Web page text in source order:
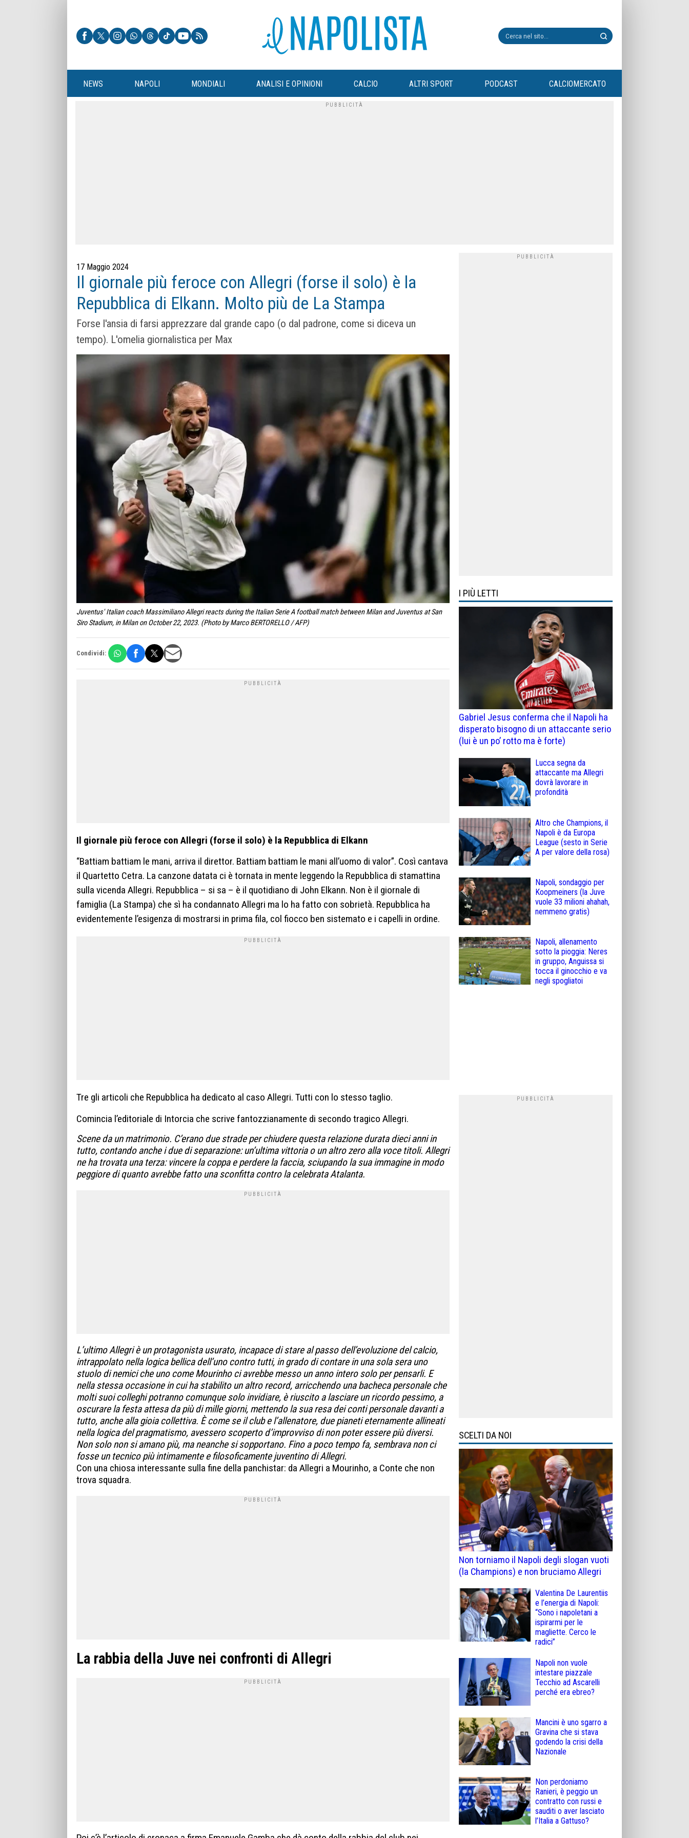
NEWS NAPOLI MONDIALI ANALISI E OPINIONI CALCIO ALTRI SPORT PODCAST CALCIOMERCATO
17 Maggio 2024
Il giornale più feroce con Allegri (forse il solo) è la
Repubblica di Elkann. Molto più de La Stampa
Forse l'ansia di farsi apprezzare dal grande capo (o dal padrone, come si diceva un
tempo). L'omelia giornalistica per Max
Juventus' Italian coach Massimiliano Allegri reacts during the Italian Serie A football match between Milan and Juventus at San
Siro Stadium, in Milan on October 22, 2023. (Photo by Marco BERTORELLO / AFP)
Condividi:
Il giornale più feroce con Allegri (forse il solo) è la Repubblica di Elkann
“Battiam battiam le mani, arriva il direttor. Battiam battiam le mani all’uomo di valor”. Così cantava
il Quartetto Cetra. La canzone datata ci è tornata in mente leggendo la Repubblica di stamattina
sulla vicenda Allegri. Repubblica – si sa – è il quotidiano di John Elkann. Non è il giornale di
famiglia (La Stampa) che sì ha condannato Allegri ma lo ha fatto con sobrietà. Repubblica ha
evidentemente l’esigenza di mostrarsi in prima fila, col fiocco ben sistemato e i capelli in ordine.
Tre gli articoli che Repubblica ha dedicato al caso Allegri. Tutti con lo stesso taglio.
Comincia l’editoriale di Intorcia che scrive fantozzianamente di secondo tragico Allegri.
Scene da un matrimonio. C’erano due strade per chiudere questa relazione durata dieci anni in
tutto, contando anche i due di separazione: un’ultima vittoria o un altro zero alla voce titoli. Allegri
ne ha trovata una terza: vincere la coppa e perdere la faccia, sciupando la sua immagine in modo
peggiore di quanto avrebbe fatto una sconfitta contro la celebrata Atalanta.
L’ultimo Allegri è un protagonista usurato, incapace di stare al passo dell’evoluzione del calcio,
intrappolato nella logica bellica dell’uno contro tutti, in grado di contare in una sola sera uno
stuolo di nemici che uno come Mourinho ci avrebbe messo un anno intero solo per pensarli. E
nella stessa occasione in cui ha stabilito un altro record, arricchendo una bacheca personale che
molti suoi colleghi potranno comunque solo invidiare, è riuscito a lasciare un ricordo pessimo, a
oscurare la festa attesa da più di mille giorni, mettendo la sua resa dei conti personale davanti a
tutto, anche alla gioia collettiva. È come se il club e l’allenatore, due pianeti eternamente allineati
nella logica del pragmatismo, avessero scoperto d’improvviso di non poter essere più diversi.
Non solo non si amano più, ma neanche si sopportano. Fino a poco tempo fa, sembrava non ci
fosse un tecnico più intimamente e filosoficamente juventino di Allegri.
Con una chiosa interessante sulla fine della panchistar: da Allegri a Mourinho, a Conte che non
trova squadra.
La rabbia della Juve nei confronti di Allegri
I PIÙ LETTI
Gabriel Jesus conferma che il Napoli ha
disperato bisogno di un attaccante serio
(lui è un po’ rotto ma è forte)
Lucca segna da
attaccante ma Allegri
dovrà lavorare in
profondità
Altro che Champions, il
Napoli è da Europa
League (sesto in Serie
A per valore della rosa)
Napoli, sondaggio per
Koopmeiners (la Juve
vuole 33 milioni ahahah,
nemmeno gratis)
Napoli, allenamento
sotto la pioggia: Neres
in gruppo, Anguissa si
tocca il ginocchio e va
negli spogliatoi
SCELTI DA NOI
Non torniamo il Napoli degli slogan vuoti
(la Champions) e non bruciamo Allegri
Valentina De Laurentiis
e l’energia di Napoli:
“Sono i napoletani a
ispirarmi per le
magliette. Cerco le
radici”
Napoli non vuole
intestare piazzale
Tecchio ad Ascarelli
perché era ebreo?
Mancini è uno sgarro a
Gravina che si stava
godendo la crisi della
Nazionale
Non perdoniamo
Ranieri, è peggio un
contratto con russi e
sauditi o aver lasciato
l’Italia a Gattuso?